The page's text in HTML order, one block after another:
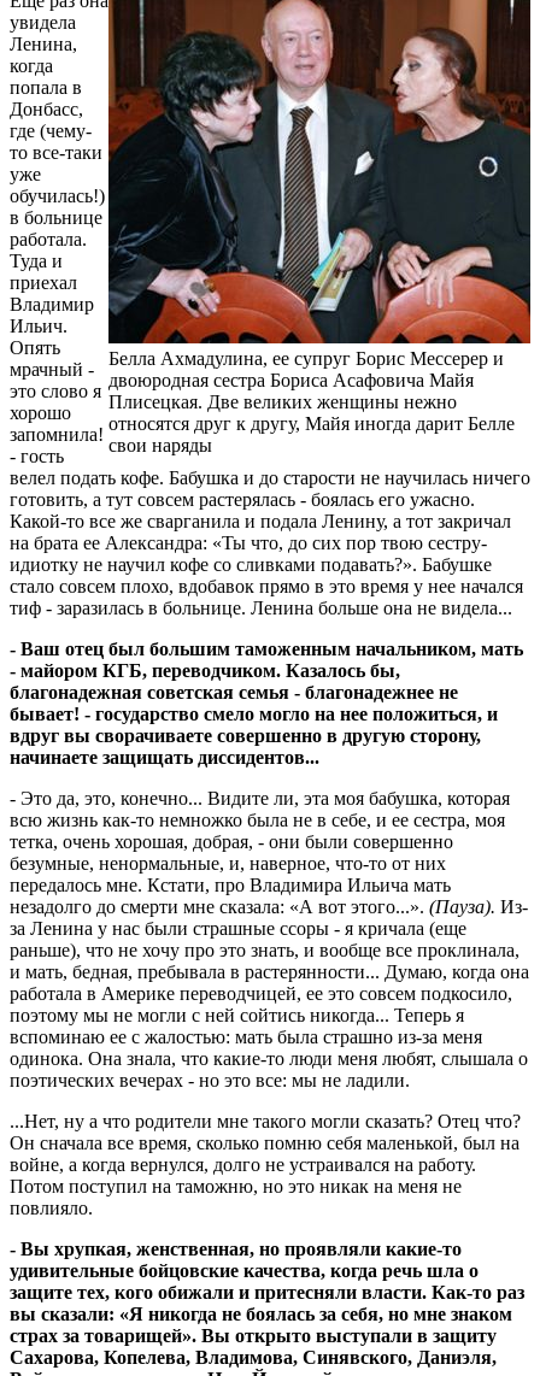
Белла Ахмадулина, ее супруг Борис Мессерер и
двоюродная сестра Бориса Асафовича Майя
Плисецкая. Две великих женщины нежно
относятся друг к другу, Майя иногда дарит Белле
свои наряды
увидела
Ленина,
когда
попала в
Донбасс,
где (чему-
то все-таки
уже
обучилась!)
в больнице
работала.
Туда и
приехал
Владимир
Ильич.
Опять
мрачный -
это слово я
хорошо
запомнила!
- гость
велел подать кофе. Бабушка и до старости не научилась ничего
готовить, а тут совсем растерялась - боялась его ужасно.
Какой-то все же сварганила и подала Ленину, а тот закричал
на брата ее Александра: «Ты что, до сих пор твою сестру-
идиотку не научил кофе со сливками подавать?». Бабушке
стало совсем плохо, вдобавок прямо в это время у нее начался
тиф - заразилась в больнице. Ленина больше она не видела...
- Ваш отец был большим таможенным начальником, мать
- майором КГБ, переводчиком. Казалось бы,
благонадежная советская семья - благонадежнее не
бывает! - государство смело могло на нее положиться, и
вдруг вы сворачиваете совершенно в другую сторону,
начинаете защищать диссидентов...
- Это да, это, конечно... Видите ли, эта моя бабушка, которая
всю жизнь как-то немножко была не в себе, и ее сестра, моя
тетка, очень хорошая, добрая, - они были совершенно
безумные, ненормальные, и, наверное, что-то от них
передалось мне. Кстати, про Владимира Ильича мать
незадолго до смерти мне сказала: «А вот этого...». (Пауза). Из-
за Ленина у нас были страшные ссоры - я кричала (еще
раньше), что не хочу про это знать, и вообще все проклинала,
и мать, бедная, пребывала в растерянности... Думаю, когда она
работала в Америке переводчицей, ее это совсем подкосило,
поэтому мы не могли с ней сойтись никогда... Теперь я
вспоминаю ее с жалостью: мать была страшно из-за меня
одинока. Она знала, что какие-то люди меня любят, слышала о
поэтических вечерах - но это все: мы не ладили.
...Нет, ну а что родители мне такого могли сказать? Отец что?
Он сначала все время, сколько помню себя маленькой, был на
войне, а когда вернулся, долго не устраивался на работу.
Потом поступил на таможню, но это никак на меня не
повлияло.
- Вы хрупкая, женственная, но проявляли какие-то
удивительные бойцовские качества, когда речь шла о
защите тех, кого обижали и притесняли власти. Как-то раз
вы сказали: «Я никогда не боялась за себя, но мне знаком
страх за товарищей». Вы открыто выступали в защиту
Сахарова, Копелева, Владимова, Синявского, Даниэля,